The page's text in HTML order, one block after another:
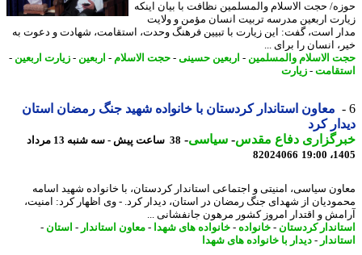
حجت الاسلام والمسلمین نظافت با بیان اینکه
اربعین مدرسه تربیت انسان مؤمن و ولایت
است، گفت: این زیارت با تبیین فرهنگ وحدت، استقامت، شهادت و دعوت به
انسان را برای ...
الاسلام والمسلمین-اربعین حسینی-حجت الاسلام-اربعین -زیارت اربعین -
-زیارت
معاون استاندار کردستان با خانواده شهید جنگ رمضان استان
کرد
دفاع مقدس-سیاسی-
38 ساعت پیش - سه شنبه 13 مرداد
82024066
سیاسی، امنیتی و اجتماعی استاندار کردستان، با خانواده شهید اسامه
از شهدای جنگ رمضان در استان، دیدار کرد. - وی اظهار کرد: امنیت،
و اقتدار امروز کشور مرهون جانفشانی ...
کردستان-خانواده- خانواده های شهدا-معاون استاندار-استان-
-دیدار با خانواده های شهدا